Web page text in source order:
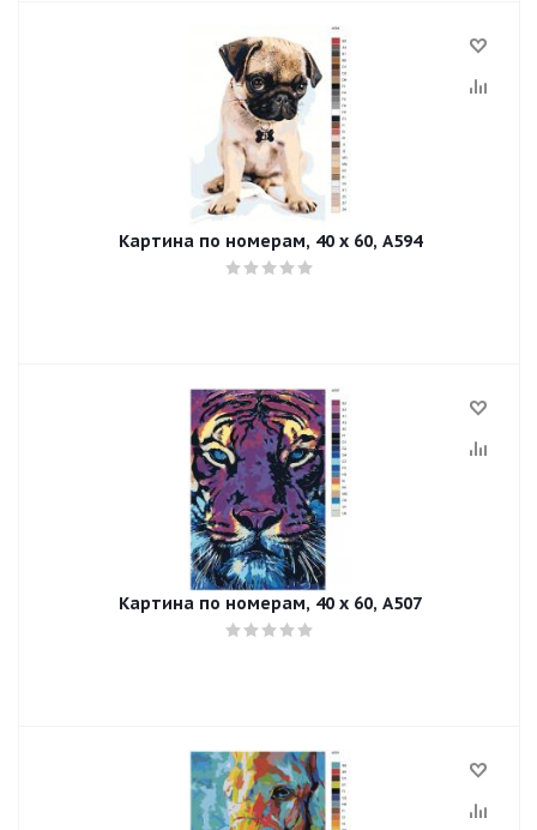
Картина по номерам, 40 x 60, A594
Картина по номерам, 40 x 60, A507